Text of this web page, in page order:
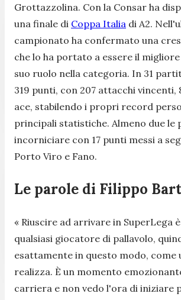
Grottazzolina. Con la Consar ha
una finale di Coppa Italia di A2.
campionato ha confermato una
che lo ha portato a essere il
suo ruolo nella categoria. In 31
319 punti, con 207 attacchi vincenti,
ace, stabilendo i propri record
principali statistiche. Almeno due le
incorniciare con 17 punti messi a
Porto Viro e Fano.
Le parole di Filippo
« Riuscire ad arrivare in SuperLega
qualsiasi giocatore di pallavolo,
esattamente in questo modo, come
realizza. È un momento
carriera e non vedo l'ora di iniziare